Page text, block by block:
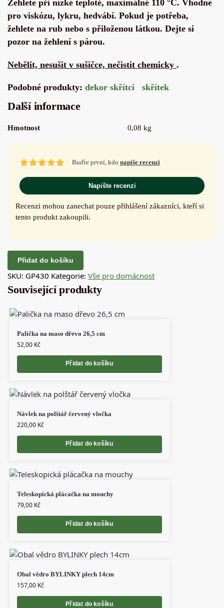
Žehlete při nízké teplotě, maximálně 110 °C. Vhodné
pro viskózu, lykru, hedvábí. Pokud je potřeba,
žehlete na rub nebo s přiloženou látkou. Dejte si
pozor na žehlení s párou.
Nebělit, nesušit v sušičce, nečistit chemicky .
Podobné produkty: dekor skřítci skřítek
Další informace
Hmotnost 0,08 kg
Buďte první, kdo napíše recenzi
Napište recenzi
Recenzi mohou zanechat pouze přihlášení zákazníci, kteří si
tento produkt zakoupili.
Přidat do košíku
SKU: GP430 Kategorie: Vše pro domácnost
Související produkty
Palička na maso dřevo 26,5 cm
52,00 Kč
Přidat do košíku
Návlek na polštář červený vločka
220,00 Kč
Přidat do košíku
Teleskopická plácačka na mouchy
79,00 Kč
Přidat do košíku
Obal vědro BYLINKY plech 14cm
157,00 Kč
Přidat do košíku